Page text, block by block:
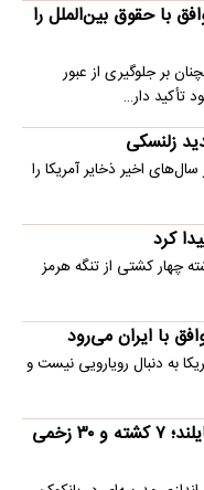
با حقوق بین‌الملل را
بر جلوگیری از عبور
تأکید دار…
زلنسکی
اخیر ذخایر آمریکا را
کرد
چهار کشتی از تنگه هرمز
به دنبال رویارویی نیست و
جزئیات تیراندازی در مدرسه‌ای در تایلند؛ ۷ کشته و ۳۰ زخمی